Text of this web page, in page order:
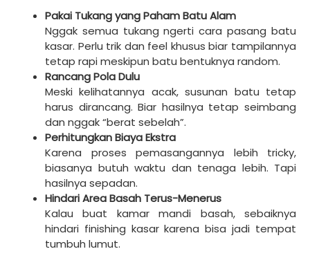
Pakai Tukang yang Paham Batu Alam
Nggak semua tukang ngerti cara pasang batu
kasar. Perlu trik dan feel khusus biar tampilannya
tetap rapi meskipun batu bentuknya random.
Rancang Pola Dulu
Meski kelihatannya acak, susunan batu tetap
harus dirancang. Biar hasilnya tetap seimbang
dan nggak “berat sebelah”.
Perhitungkan Biaya Ekstra
Karena proses pemasangannya lebih tricky,
biasanya butuh waktu dan tenaga lebih. Tapi
hasilnya sepadan.
Hindari Area Basah Terus-Menerus
Kalau buat kamar mandi basah, sebaiknya
hindari finishing kasar karena bisa jadi tempat
tumbuh lumut.